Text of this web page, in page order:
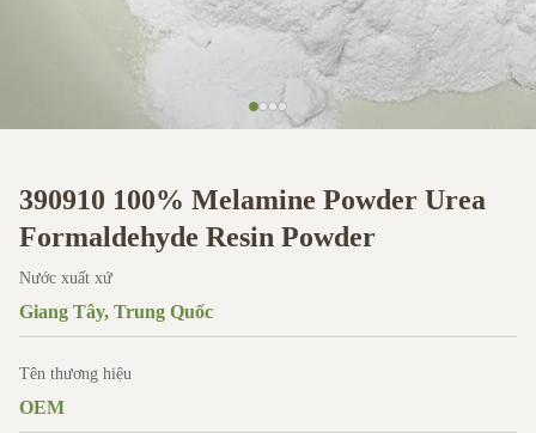
390910 100% Melamine Powder Urea
Formaldehyde Resin Powder
Nước xuất xứ
Giang Tây, Trung Quốc
Tên thương hiệu
OEM